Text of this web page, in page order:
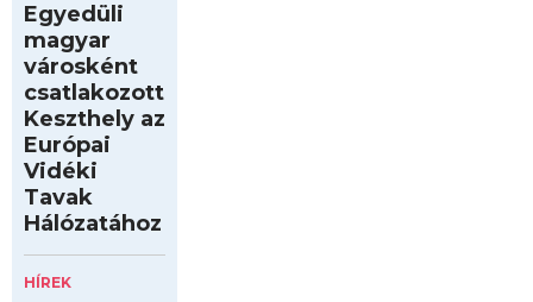
Egyedüli
magyar
városként
csatlakozott
Keszthely az
Európai
Vidéki
Tavak
Hálózatához
HÍREK